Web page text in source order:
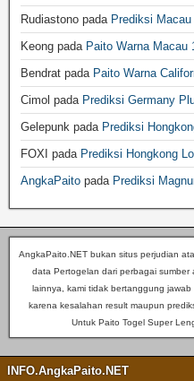
Rudiastono pada Prediksi
Keong pada Paito Warna Macau
Bendrat pada Paito Warna
Cimol pada Prediksi Germany
Gelepunk pada Prediksi
FOXI pada Prediksi Hongkong
AngkaPaito pada Prediksi
AngkaPaito.NET bukan situs perjudian
data Pertogelan dari perbagai
lainnya, kami tidak bertanggung
karena kesalahan result maupun
Untuk Paito Togel Super
INFO.AngkaPaito.NET